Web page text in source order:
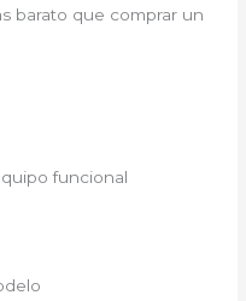
barato que comprar un
funcional